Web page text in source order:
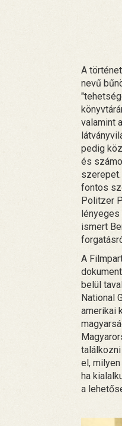
A
nevű
valamint
pedig
és
fontos
Politzer
lényeges
ismert
A
belül
National
amerikai
el,
ha
a